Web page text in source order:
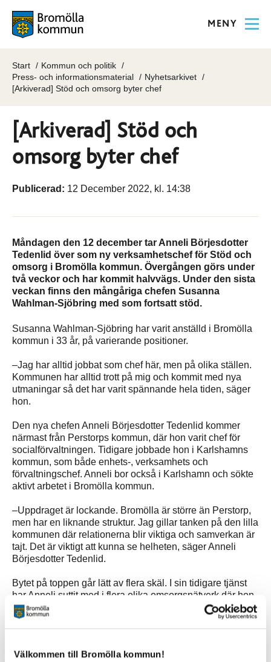
Välkommen till Bromölla kommun!
MENY
Start
Kommun och politik
Press- och informationsmaterial
Nyhetsarkivet
[Arkiverad] Stöd och omsorg byter chef
[Arkiverad] Stöd och
omsorg byter chef
Publicerad: 12 December 2022, kl. 14:38
Måndagen den 12 december tar Anneli Börjesdotter
Tedenlid över som ny verksamhetschef för Stöd och
omsorg i Bromölla kommun. Övergången görs under
två veckor och har kommit halvvägs. Under den sista
veckan finns den mångåriga chefen Susanna
Wahlman-Sjöbring med som fortsatt stöd.
Susanna Wahlman-Sjöbring har varit anställd i Bromölla
kommun i 33 år, på varierande positioner.
–Jag har alltid jobbat som chef här, men på olika ställen.
Kommunen har alltid trott på mig och kommit med nya
utmaningar så det har varit spännande hela tiden, säger
hon.
Den nya chefen Anneli Börjesdotter Tedenlid kommer
närmast från Perstorps kommun, där hon varit chef för
socialförvaltningen. Tidigare jobbade hon i Karlshamns
kommun, som både enhets-, verksamhets och
förvaltningschef. Anneli bor också i Karlshamn och sökte
aktivt arbetet i Bromölla kommun.
–Uppdraget är lockande. Bromölla är större än Perstorp,
men har en liknande struktur. Jag gillar tanken på den lilla
kommunen där relationerna blir viktiga och samverkan är
tajt. Det är viktigt att kunna se helheten, säger Anneli
Börjesdotter Tedenlid.
Bytet på toppen går lätt av flera skäl. I sin tidigare tjänst
har Anneli suttit med i flera olika omsorgsnätverk där hon
lärt känna Susanna. Så överlämningen kan koncentreras
till det som händer inne i kommunen. Den kommande